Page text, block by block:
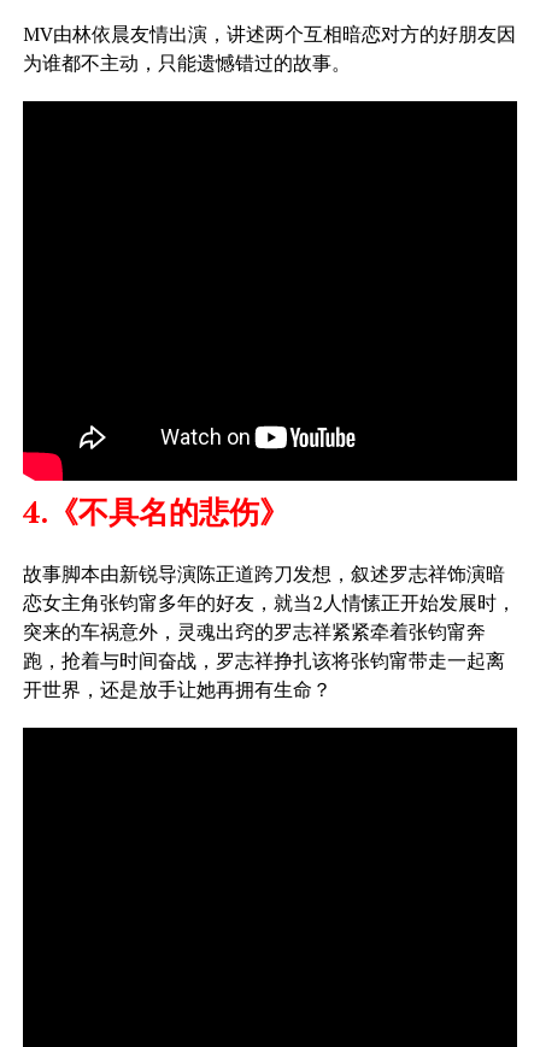
MV由林依晨友情出演，讲述两个互相暗恋对方的好朋友因
为谁都不主动，只能遗憾错过的故事。
4.《不具名的悲伤》
故事脚本由新锐导演陈正道跨刀发想，叙述罗志祥饰演暗
恋女主角张钧甯多年的好友，就当2人情愫正开始发展时，
突来的车祸意外，灵魂出窍的罗志祥紧紧牵着张钧甯奔
跑，抢着与时间奋战，罗志祥挣扎该将张钧甯带走一起离
开世界，还是放手让她再拥有生命？